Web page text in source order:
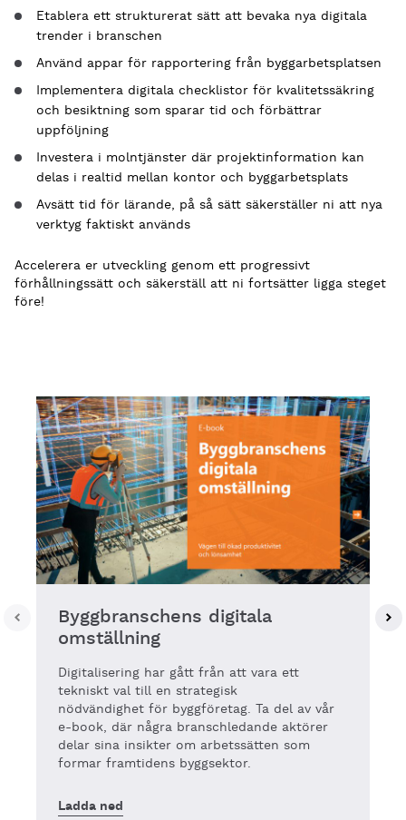
Etablera ett strukturerat sätt att bevaka nya digitala
trender i branschen
Använd appar för rapportering från byggarbetsplatsen
Implementera digitala checklistor för kvalitetssäkring
och besiktning som sparar tid och förbättrar
uppföljning
Investera i molntjänster där projektinformation kan
delas i realtid mellan kontor och byggarbetsplats
Avsätt tid för lärande, på så sätt säkerställer ni att nya
verktyg faktiskt används
Accelerera er utveckling genom ett progressivt
förhållningssätt och säkerställ att ni fortsätter ligga steget
före!
Byggbranschens digitala
omställning
Digitalisering har gått från att vara ett
tekniskt val till en strategisk
nödvändighet för byggföretag. Ta del av vår
e-book, där några branschledande aktörer
delar sina insikter om arbetssätten som
formar framtidens byggsektor.
Ladda ned